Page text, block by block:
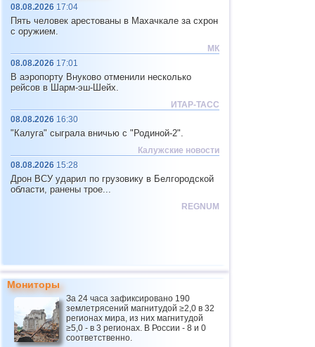
13
14 Мексика
15 Фиджи
16 Мадагаскар 4,3
4,0 1
18 Никарагуа
20 Эквадор
21 Сальвадор 2,9...3,6 3
3,6 1
26 Гватемала
27 Мьянма 3,1 1
28 Гваделупа 3,0
08.08.2026 17:04
Пять человек арестованы в Махачкале за схрон
с оружием.
МК
08.08.2026 17:01
В аэропорту Внуково отменили несколько
рейсов в Шарм-эш-Шейх.
ИТАР-ТАСС
08.08.2026 16:30
"Калуга" сыграла вничью с "Родиной-2".
Калужские новости
08.08.2026 15:28
Дрон ВСУ ударил по грузовику в Белгородской
области, ранены трое...
REGNUM
Мониторы
За 24 часа зафиксировано 190
землетрясений магнитудой ≥2,0 в 32
регионах мира, из них магнитудой
≥5,0 - в 3 регионах. В России - 8 и 0
соответственно.